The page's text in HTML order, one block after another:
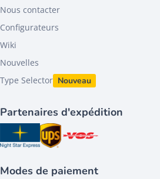
Nous contacter
Configurateurs
Wiki
Nouvelles
Type Selector Nouveau
Partenaires d'expédition
Modes de paiement